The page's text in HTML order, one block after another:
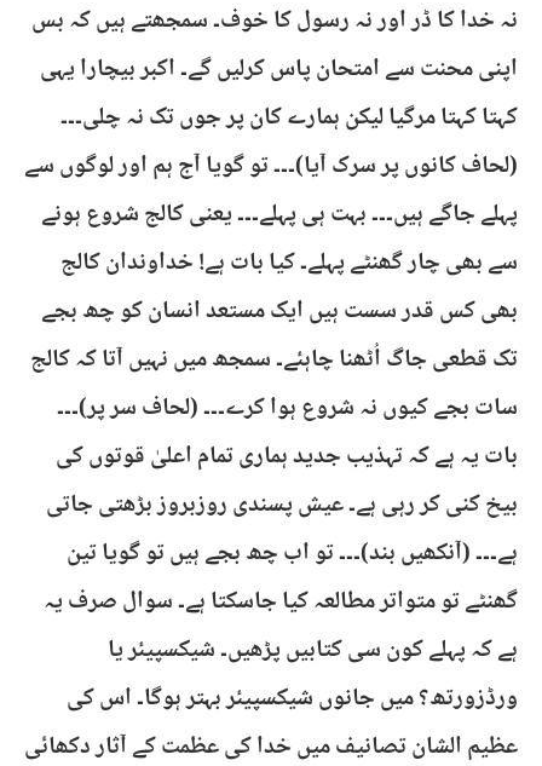
نہ خدا کا ڈر اور نہ رسول کا خوف۔ سمجھتے ہیں کہ بس
اپنی محنت سے امتحان پاس کرلیں گے۔ اکبر بیچارا یہی
کہتا کہتا مرگیا لیکن ہمارے کان پر جوں تک نہ چلی۔۔۔
(لحاف کانوں پر سرک آیا)۔۔۔ تو گویا آج ہم اور لوگوں سے
پہلے جاگے ہیں۔۔۔ بہت ہی پہلے۔۔۔ یعنی کالج شروع ہونے
سے بھی چار گھنٹے پہلے۔ کیا بات ہے! خداوندان کالج
بھی کس قدر سست ہیں ایک مستعد انسان کو چھ بجے
تک قطعی جاگ اُٹھنا چاہئے۔ سمجھ میں نہیں آتا کہ کالج
سات بجے کیوں نہ شروع ہوا کرے۔۔۔ (لحاف سر پر)۔۔۔
بات یہ ہے کہ تہذیب جدید ہماری تمام اعلیٰ قوتوں کی
بیخ کنی کر رہی ہے۔ عیش پسندی روزبروز بڑھتی جاتی
ہے۔۔۔ (آنکھیں بند)۔۔۔ تو اب چھ بجے ہیں تو گویا تین
گھنٹے تو متواتر مطالعہ کیا جاسکتا ہے۔ سوال صرف یہ
ہے کہ پہلے کون سی کتابیں پڑھیں۔ شیکسپیئر یا
ورڈزورتھ؟ میں جانوں شیکسپیئر بہتر ہوگا۔ اس کی
عظیم الشان تصانیف میں خدا کی عظمت کے آثار دکھائی